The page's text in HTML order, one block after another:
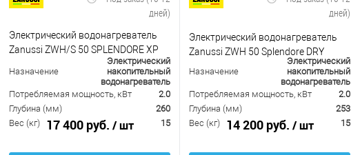
дней)
Электрический водонагреватель
Zanussi ZWH/S 50 SPLENDORE XP
Назначение
Электрический
накопительный
водонагреватель
Потребляемая мощность, кВт
2.0
Глубина (мм)
260
Вес (кг)
15
17 400 руб. / шт
дней)
Электрический водонагреватель
Zanussi ZWH 50 Splendore DRY
Назначение
Электрический
накопительный
водонагреватель
Потребляемая мощность, кВт
2.0
Глубина (мм)
253
Вес (кг)
15
14 200 руб. / шт